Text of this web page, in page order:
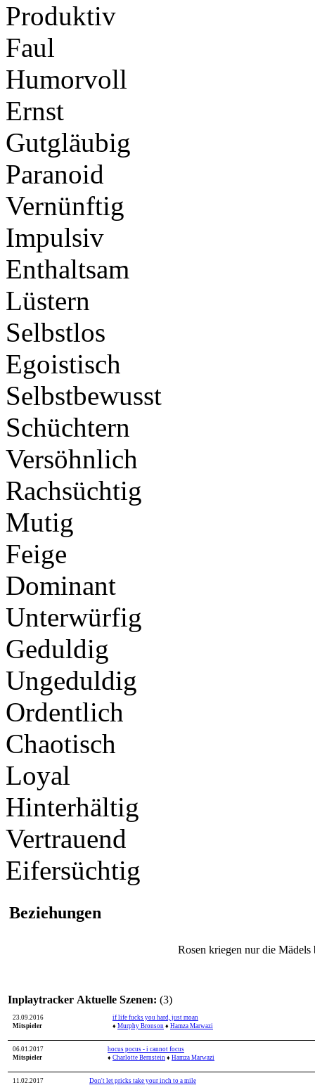
Produktiv
Faul
Humorvoll
Ernst
Gutgläubig
Paranoid
Vernünftig
Impulsiv
Enthaltsam
Lüstern
Selbstlos
Egoistisch
Selbstbewusst
Schüchtern
Versöhnlich
Rachsüchtig
Mutig
Feige
Dominant
Unterwürfig
Geduldig
Ungeduldig
Ordentlich
Chaotisch
Loyal
Hinterhältig
Vertrauend
Eifersüchtig
Beziehungen
Rosen kriegen nur die
Inplaytracker Aktuelle Szenen: (3)
23.09.2016
if life fucks you hard, just moan
Mitspieler
♦ Murphy Bronson ♦ Hamza Marwazi
06.01.2017
hocus pocus - i cannot focus
Mitspieler
♦ Charlotte Bernstein ♦ Hamza Marwazi
11.02.2017
Don't let pricks take your inch to a mile